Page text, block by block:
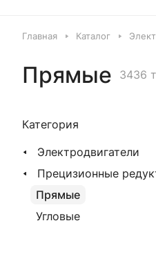
Главная Каталог
Прямые 3436
Категория
Электродвигатели
Прецизионные
Прямые
Угловые